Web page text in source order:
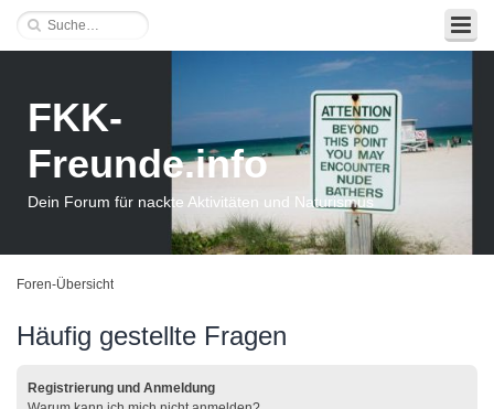
FKK-
Freunde.info
Dein Forum für nackte Aktivitäten und Naturismus
Foren-Übersicht
Häufig gestellte Fragen
Registrierung und Anmeldung